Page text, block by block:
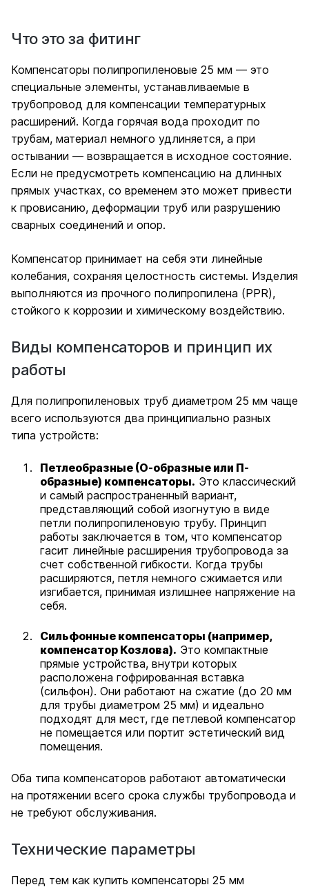
Что это за фитинг
Компенсаторы полипропиленовые 25 мм — это
специальные элементы, устанавливаемые в
трубопровод для компенсации температурных
расширений. Когда горячая вода проходит по
трубам, материал немного удлиняется, а при
остывании — возвращается в исходное состояние.
Если не предусмотреть компенсацию на длинных
прямых участках, со временем это может привести
к провисанию, деформации труб или разрушению
сварных соединений и опор.
Компенсатор принимает на себя эти линейные
колебания, сохраняя целостность системы. Изделия
выполняются из прочного полипропилена (PPR),
стойкого к коррозии и химическому воздействию.
Виды компенсаторов и принцип их
работы
Для полипропиленовых труб диаметром 25 мм чаще
всего используются два принципиально разных
типа устройств:
Петлеобразные (О-образные или П-
образные) компенсаторы. Это классический
и самый распространенный вариант,
представляющий собой изогнутую в виде
петли полипропиленовую трубу. Принцип
работы заключается в том, что компенсатор
гасит линейные расширения трубопровода за
счет собственной гибкости. Когда трубы
расширяются, петля немного сжимается или
изгибается, принимая излишнее напряжение на
себя.
Сильфонные компенсаторы (например,
компенсатор Козлова). Это компактные
прямые устройства, внутри которых
расположена гофрированная вставка
(сильфон). Они работают на сжатие (до 20 мм
для трубы диаметром 25 мм) и идеально
подходят для мест, где петлевой компенсатор
не помещается или портит эстетический вид
помещения.
Оба типа компенсаторов работают автоматически
на протяжении всего срока службы трубопровода и
не требуют обслуживания.
Технические параметры
Перед тем как купить компенсаторы 25 мм